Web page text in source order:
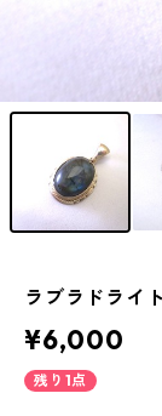
ラブラドライ
¥6,000
残り1点